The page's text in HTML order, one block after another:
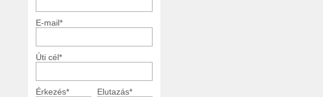
E-mail*
Úti cél*
Érkezés* Elutazás*